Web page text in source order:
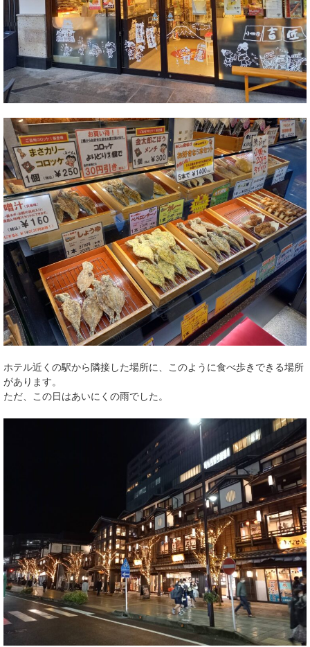
ホテル近くの駅から隣接した場所に、このように食べ歩きできる場所
があります。
ただ、この日はあいにくの雨でした。